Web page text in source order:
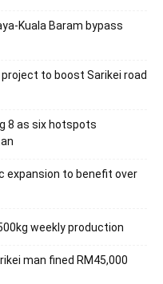
Kuala Baram bypass
project to boost Sarikei road
8 as six hotspots
expansion to benefit over
weekly production
man fined RM45,000